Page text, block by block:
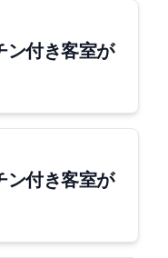
ン付き客室が
ン付き客室が